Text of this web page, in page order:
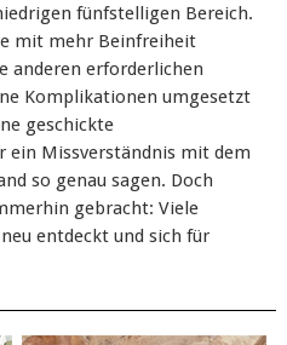
fünfstelligen Bereich.
mit mehr Beinfreiheit
anderen erforderlichen
Komplikationen umgesetzt
geschickte
Missverständnis mit dem
so genau sagen. Doch
gebracht: Viele
entdeckt und sich für